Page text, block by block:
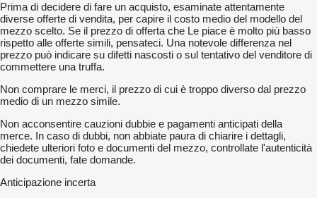
Prima di decidere di fare un acquisto, esaminate attentamente
diverse offerte di vendita, per capire il costo medio del modello del
mezzo scelto. Se il prezzo di offerta che Le piace è molto più basso
rispetto alle offerte simili, pensateci. Una notevole differenza nel
prezzo può indicare su difetti nascosti o sul tentativo del venditore di
commettere una truffa.
Non comprare le merci, il prezzo di cui è troppo diverso dal prezzo
medio di un mezzo simile.
Non acconsentire cauzioni dubbie e pagamenti anticipati della
merce. In caso di dubbi, non abbiate paura di chiarire i dettagli,
chiedete ulteriori foto e documenti del mezzo, controllate l'autenticità
dei documenti, fate domande.
Anticipazione incerta